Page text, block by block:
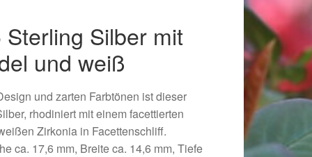
Silber mit
und weiß
und zarten Farbtönen ist dieser
rhodiniert mit einem facettierten
Zirkonia in Facettenschliff.
ca. 17,6 mm, Breite ca. 14,6 mm, Tiefe